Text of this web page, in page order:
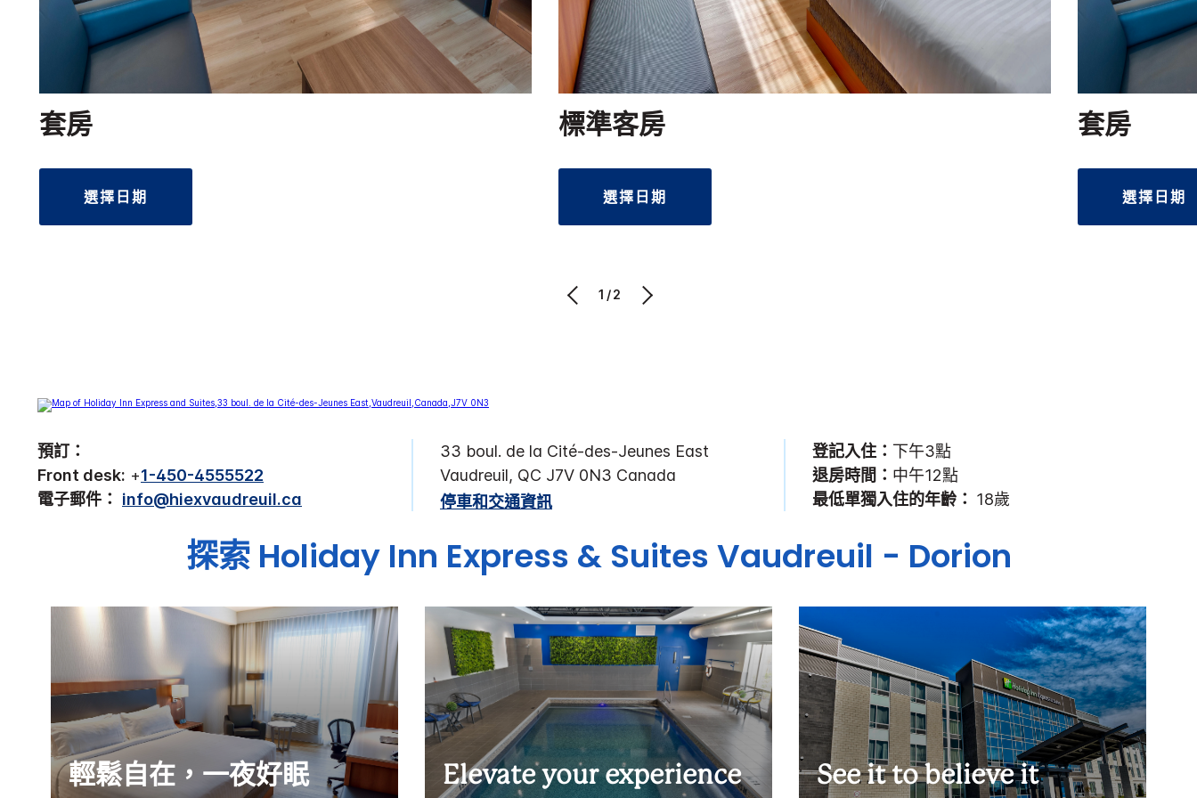
套房
選擇日期
標準客房
選擇日期
套房
選擇日期
1/2
預訂：
Front desk: +1-450-4555522
電子郵件：
info@hiexvaudreuil.ca
33 boul. de la Cité-des-Jeunes East
Vaudreuil, QC J7V 0N3 Canada
停車和交通資訊
登記入住： 下午3點
退房時間： 中午12點
最低單獨入住的年齡： 18歲
探索 Holiday Inn Express & Suites Vaudreuil - Dorion
輕鬆自在，一夜好眠 Elevate your experience See it to believe it